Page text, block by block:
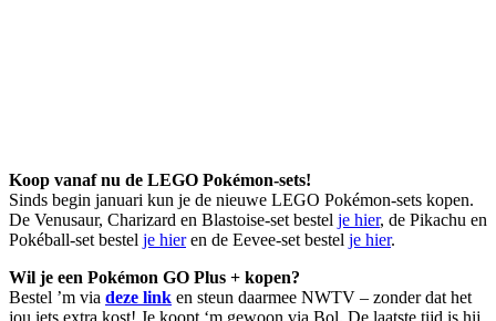
Koop vanaf nu de LEGO Pokémon-sets!
Sinds begin januari kun je de nieuwe LEGO Pokémon-sets kopen.
De Venusaur, Charizard en Blastoise-set bestel je hier, de Pikachu en
Pokéball-set bestel je hieren de Eevee-set bestel je hier.
Wil je een Pokémon GO Plus + kopen?
Bestel ’m via deze link en steun daarmee NWTV – zonder dat het
jou iets extra kost! Je koopt ‘m gewoon via Bol. De laatste tijd is hij